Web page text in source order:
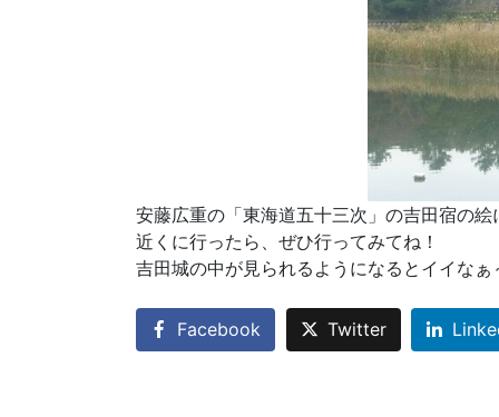
安藤広重の「東海道五十三次」の吉田宿の
近くに行ったら、ぜひ行ってみてね！
吉田城の中が見られるようになるとイイなぁ
Facebook Twitter